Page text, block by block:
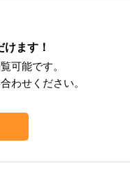
ます！
可能です。
わせください。